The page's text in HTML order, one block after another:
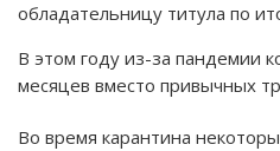
обладательницу титула по
В этом году из-за пандемии
месяцев вместо привычных
Во время карантина